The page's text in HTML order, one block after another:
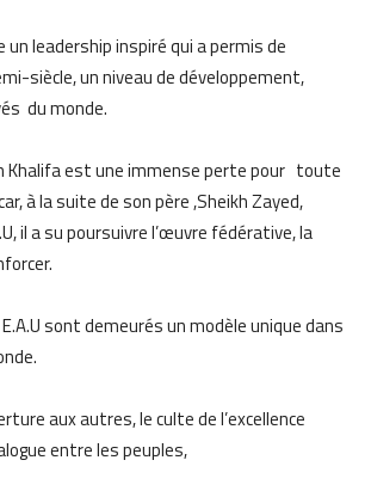
un leadership inspiré qui a permis de
siècle, un niveau de développement,
du monde.
Khalifa est une immense perte pour toute
à la suite de son père ,Sheikh Zayed,
il a su poursuivre l’œuvre fédérative, la
sont demeurés un modèle unique dans
aux autres, le culte de l’excellence
entre les peuples,